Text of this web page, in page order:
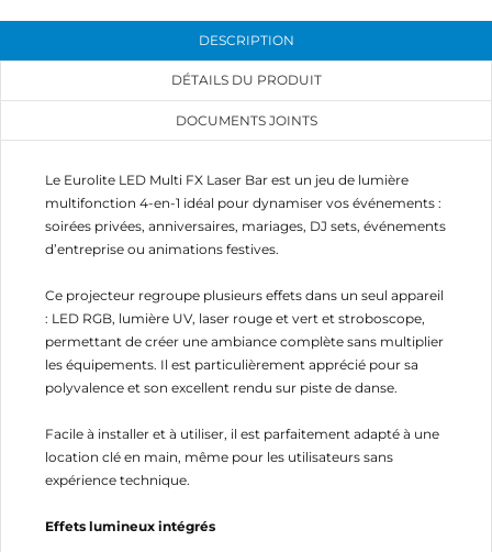
DESCRIPTION
DÉTAILS DU PRODUIT
DOCUMENTS JOINTS
Le Eurolite LED Multi FX Laser Bar est un jeu de lumière
multifonction 4-en-1 idéal pour dynamiser vos événements :
soirées privées, anniversaires, mariages, DJ sets, événements
d’entreprise ou animations festives.
Ce projecteur regroupe plusieurs effets dans un seul appareil
: LED RGB, lumière UV, laser rouge et vert et stroboscope,
permettant de créer une ambiance complète sans multiplier
les équipements. Il est particulièrement apprécié pour sa
polyvalence et son excellent rendu sur piste de danse.
Facile à installer et à utiliser, il est parfaitement adapté à une
location clé en main, même pour les utilisateurs sans
expérience technique.
Effets lumineux intégrés